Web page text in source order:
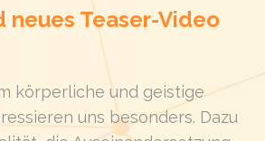
neues Teaser-Video
körperliche und geistige
uns besonders. Dazu